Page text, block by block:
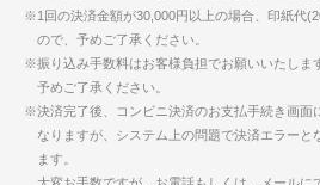
※1回の決済金額が30,000円以上の場合、印紙代
ので、予めご了承ください。
※振り込み手数料はお客様負担でお願いいたしま
予めご了承ください。
※決済完了後、コンビニ決済のお支払手続き画面
なりますが、システム上の問題で決済エラーと
ます。